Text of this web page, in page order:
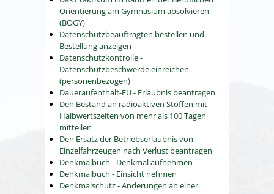
Orientierung am Gymnasium absolvieren
(BOGY)
Datenschutzbeauftragten bestellen und
Bestellung anzeigen
Datenschutzkontrolle -
Datenschutzbeschwerde einreichen
(personenbezogen)
Daueraufenthalt-EU - Erlaubnis beantragen
Den Bestand an radioaktiven Stoffen mit
Halbwertszeiten von mehr als 100 Tagen
mitteilen
Den Ersatz der Betriebserlaubnis von
Einzelfahrzeugen nach Verlust beantragen
Denkmalbuch - Denkmal aufnehmen
Denkmalbuch - Einsicht nehmen
Denkmalschutz - Änderungen an einer